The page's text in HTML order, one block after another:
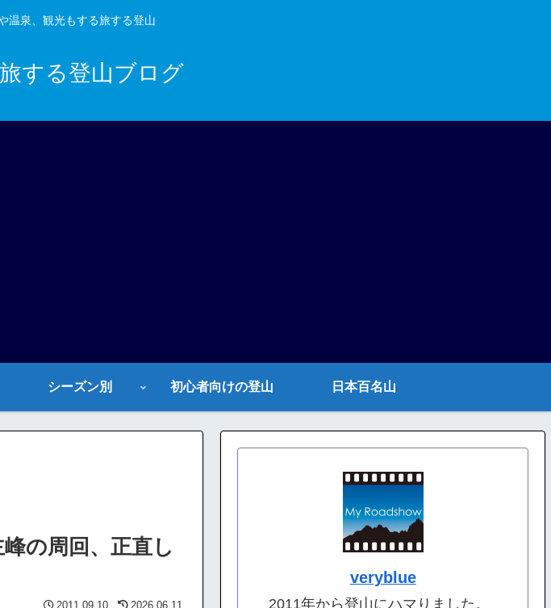
温泉、観光もする旅する登山
する登山ブログ
シーズン別 初心者向けの登山 日本百名山
の周回、正直し
2011.09.10 2026.06.11
veryblue
2011年から登山にハマりました。